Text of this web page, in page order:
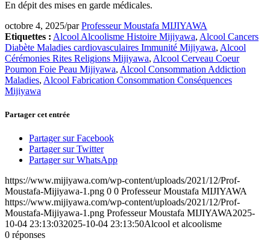
En dépit des mises en garde médicales.
octobre 4, 2025/parProfesseur Moustafa MIJIYAWA
Etiquettes : Alcool Alcoolisme Histoire Mijiyawa, Alcool Cancers
Diabète Maladies cardiovasculaires Immunité Mijiyawa, Alcool
Cérémonies Rites Religions Mijiyawa, Alcool Cerveau Coeur
Poumon Foie Peau Mijiyawa, Alcool Consommation Addiction
Maladies, Alcool Fabrication Consommation Conséquences
Mijiyawa
Partager cet entrée
Partager sur Facebook
Partager sur Twitter
Partager sur WhatsApp
https://www.mijiyawa.com/wp-content/uploads/2021/12/Prof-
Moustafa-Mijiyawa-1.png 0 0 Professeur Moustafa MIJIYAWA
https://www.mijiyawa.com/wp-content/uploads/2021/12/Prof-
Moustafa-Mijiyawa-1.png Professeur Moustafa MIJIYAWA2025-
10-04 23:13:032025-10-04 23:13:50Alcool et alcoolisme
0 réponses